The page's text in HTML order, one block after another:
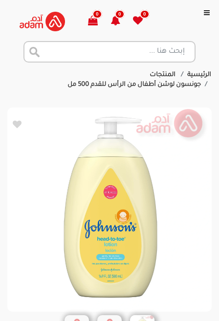
0
0
0
الرئيسية
المنتجات
جونسون لوشن أطفال من الرأس للقدم 500 مل